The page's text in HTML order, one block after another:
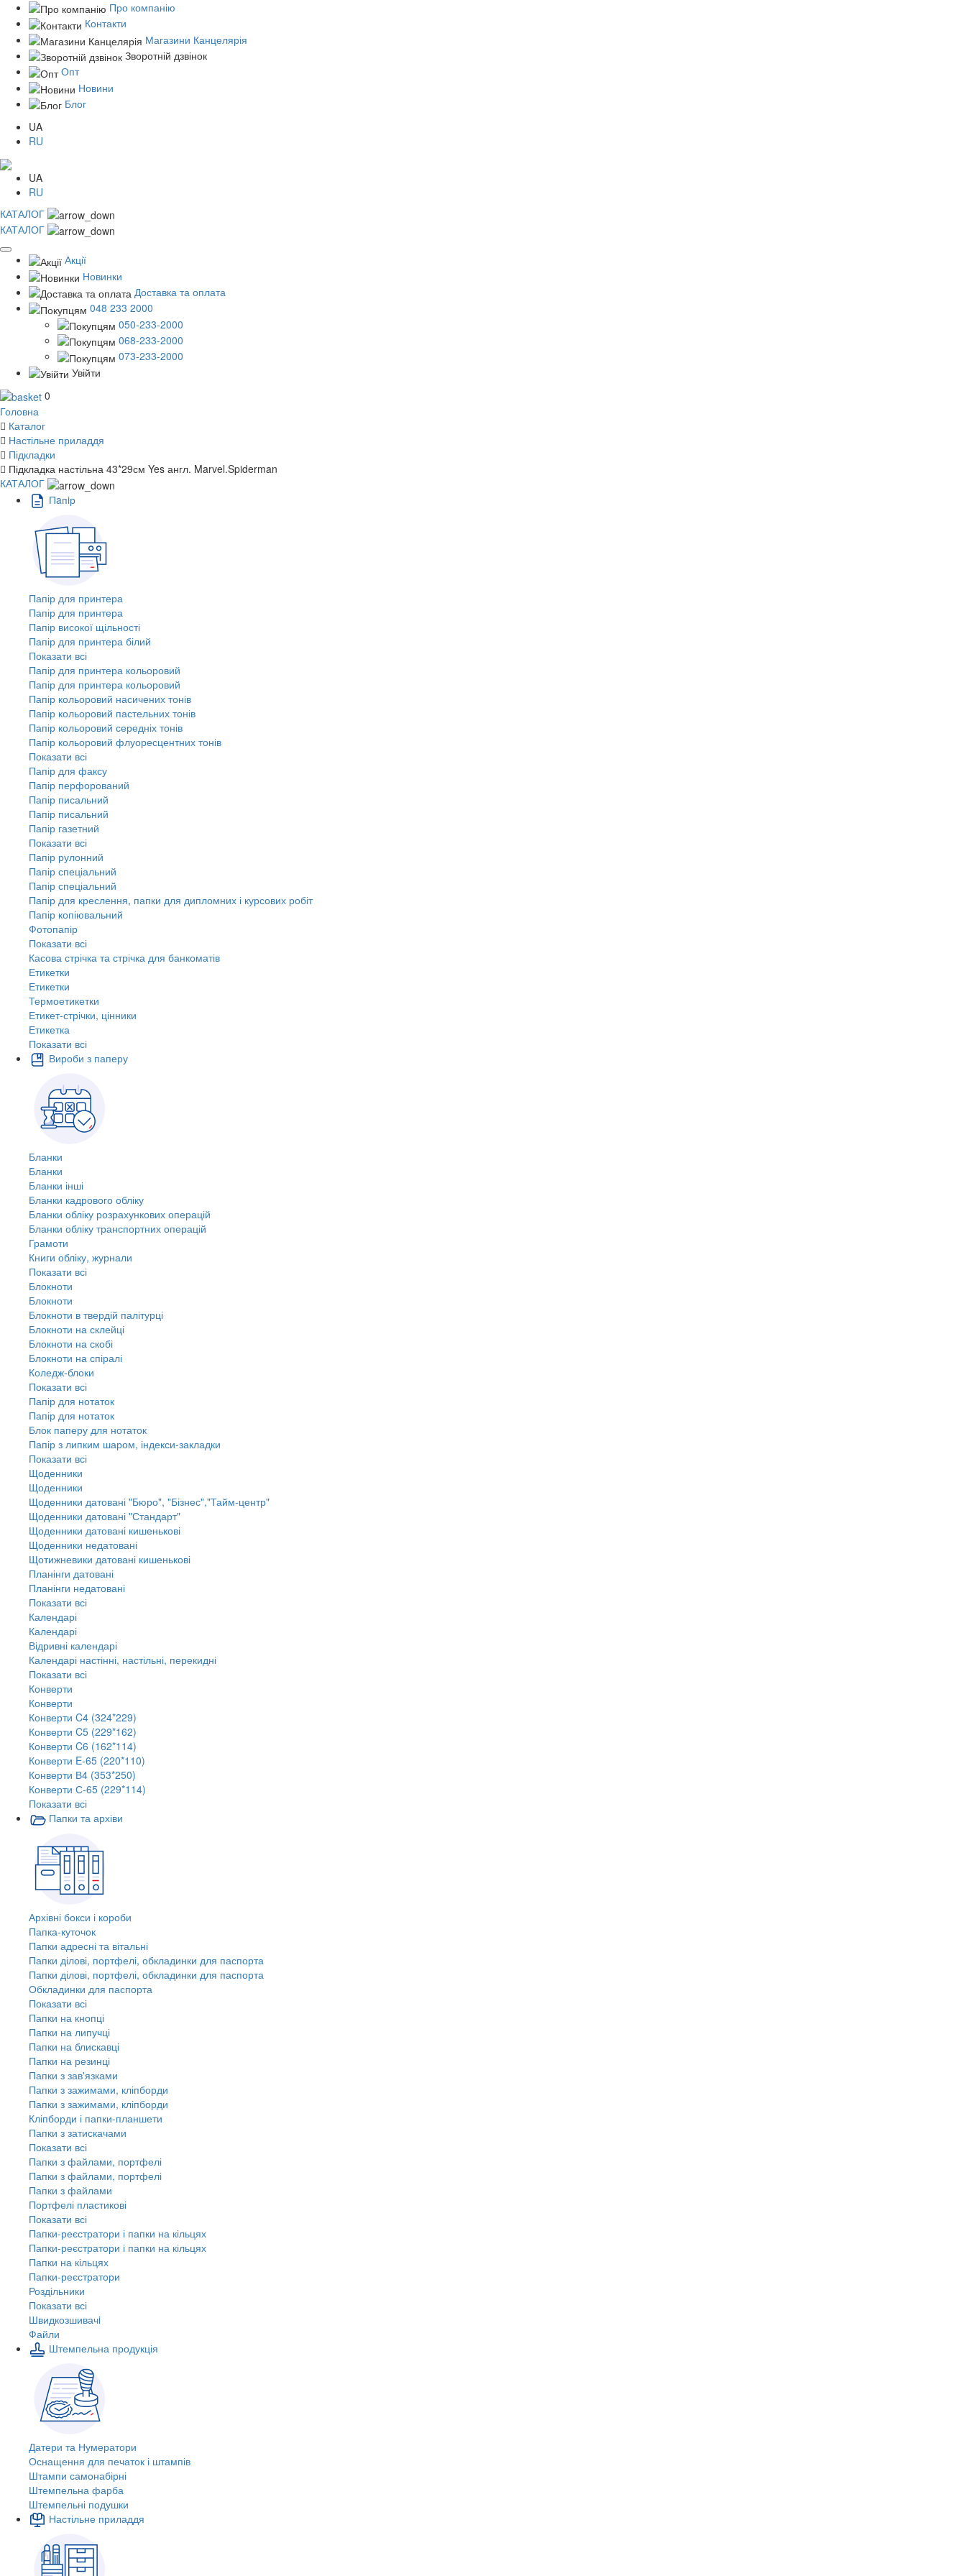
Про компанію
Контакти
Магазини Канцелярія
Зворотній дзвінок
Опт
Новини
Блог
UA
RU
UA
RU
КАТАЛОГ
КАТАЛОГ
Акції
Новинки
Доставка та оплата
048 233 2000
050-233-2000
068-233-2000
073-233-2000
Увійти
0
Головна
Каталог
Настільне приладдя
Підкладки
Підкладка настільна 43*29см Yes англ. Marvel.Spiderman
КАТАЛОГ
Пaпiр
Папір для принтера
Папір для принтера
Папір високої щільності
Папір для принтера білий
Показати всі
Папір для принтера кольоровий
Папір для принтера кольоровий
Папір кольоровий насичених тонів
Папір кольоровий пастельних тонів
Папір кольоровий середніх тонів
Папір кольоровий флуоресцентних тонів
Показати всі
Папір для факсу
Папір перфорований
Папір писальний
Папір писальний
Папір газетний
Показати всі
Папір рулонний
Папір спеціальний
Папір спеціальний
Папір для креслення, папки для дипломних і курсових робіт
Папір копіювальний
Фотопапір
Показати всі
Касова стрічка та стрічка для банкоматів
Етикетки
Етикетки
Термоетикетки
Етикет-стрічки, цінники
Етикетка
Показати всі
Вироби з паперу
Бланки
Бланки
Бланки інші
Бланки кадрового обліку
Бланки обліку розрахункових операцій
Бланки обліку транспортних операцій
Грамоти
Книги обліку, журнали
Показати всі
Блокноти
Блокноти
Блокноти в твердій палітурці
Блокноти на склейці
Блокноти на скобі
Блокноти на спіралі
Коледж-блоки
Показати всі
Папір для нотаток
Папір для нотаток
Блок паперу для нотаток
Папір з липким шаром, індекси-закладки
Показати всі
Щоденники
Щоденники
Щоденники датовані "Бюро", "Бізнес","Тайм-центр"
Щоденники датовані "Стандарт"
Щоденники датовані кишенькові
Щоденники недатовані
Щотижневики датовані кишенькові
Планінги датовані
Планінги недатовані
Показати всі
Календарі
Календарі
Відривні календарі
Календарі настінні, настільні, перекидні
Показати всі
Конверти
Конверти
Конверти C4 (324*229)
Конверти C5 (229*162)
Конверти C6 (162*114)
Конверти E-65 (220*110)
Конверти В4 (353*250)
Конверти С-65 (229*114)
Показати всі
Папки та архіви
Архівні бокси і короби
Папка-куточок
Папки адресні та вітальні
Папки ділові, портфелі, обкладинки для паспорта
Папки ділові, портфелі, обкладинки для паспорта
Обкладинки для паспорта
Показати всі
Папки на кнопці
Папки на липучці
Папки на блискавці
Папки на резинці
Папки з зав'язками
Папки з зажимами, кліпборди
Папки з зажимами, кліпборди
Кліпборди і папки-планшети
Папки з затискачами
Показати всі
Папки з файлами, портфелі
Папки з файлами, портфелі
Папки з файлами
Портфелі пластикові
Показати всі
Папки-реєстратори і папки на кільцях
Папки-реєстратори і папки на кільцях
Папки на кільцях
Папки-реєстратори
Роздільники
Показати всі
Швидкозшивачi
Файли
Штемпельна продукція
Датери та Нумератори
Оснащення для печаток і штампів
Штампи самонабірні
Штемпельна фарба
Штемпельні подушки
Настільне приладдя